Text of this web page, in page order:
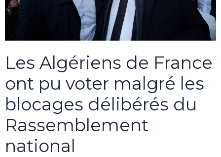
Les Algériens de France
ont pu voter malgré les
blocages délibérés du
Rassemblement
national